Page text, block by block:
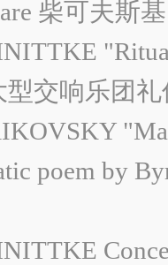
柴可夫斯
交响乐团
poem by